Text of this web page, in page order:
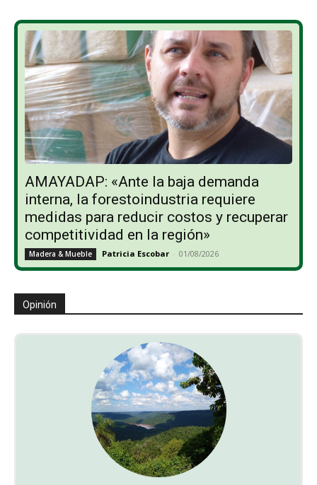
AMAYADAP: «Ante la baja demanda
interna, la forestoindustria requiere
medidas para reducir costos y recuperar
competitividad en la región»
Madera & Mueble Patricia Escobar - 01/08/2026
Opinión